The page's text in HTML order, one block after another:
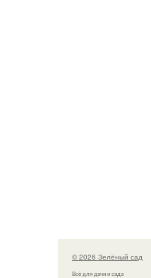
© 2026 Зелёный сад
Всё для дачи и сада